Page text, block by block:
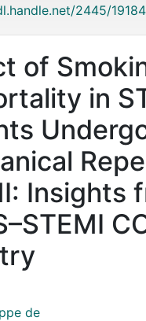
2445/
of
in
Insights
de